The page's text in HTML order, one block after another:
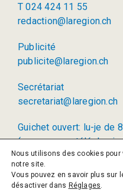
T 024 424 11 55
redaction@laregion.ch
Publicité
publicite@laregion.ch
Secrétariat
secretariat@laregion.ch
Guichet ouvert: lu-je de
(permanence
17h00)
© 2026 La Région SA
Nous utilisons des cookies
notre site.
Vous pouvez en savoir plus sur
désactiver dans Réglages.